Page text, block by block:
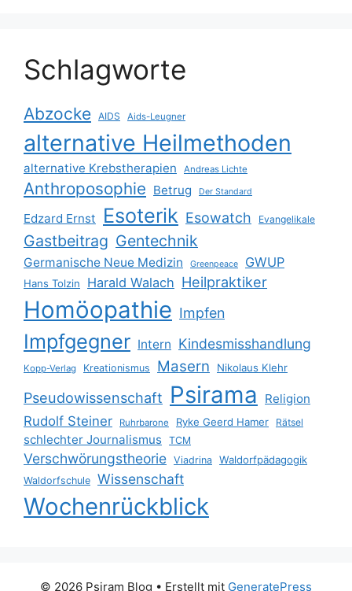
Schlagworte
Abzocke AIDS Aids-Leugner
alternative Heilmethoden
alternative Krebstherapien Andreas Lichte
Anthroposophie Betrug Der Standard
Edzard Ernst Esoterik Esowatch Evangelikale
Gastbeitrag Gentechnik
Germanische Neue Medizin Greenpeace GWUP
Hans Tolzin Harald Walach Heilpraktiker
Homöopathie Impfen
Impfgegner Intern Kindesmisshandlung
Kopp-Verlag Kreationismus Masern Nikolaus Klehr
Pseudowissenschaft Psirama Religion
Rudolf Steiner Ruhrbarone Ryke Geerd Hamer Rätsel
schlechter Journalismus TCM
Verschwörungstheorie Viadrina Waldorfpädagogik
Waldorfschule Wissenschaft
Wochenrückblick
© 2026 Psiram Blog • Erstellt mit GeneratePress